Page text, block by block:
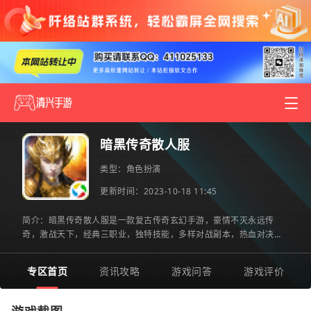
暗黑传奇散人服
类型： 角色扮演
更新时间：2023-10-18 11:45
简介：暗黑传奇散人服是一款复古传奇玄幻手游，豪情不灭永远传
奇，激战天下，经典三职业，独特技能，多样对战副本，热血对决体
专区首页 资讯攻略 游戏问答 游戏评价